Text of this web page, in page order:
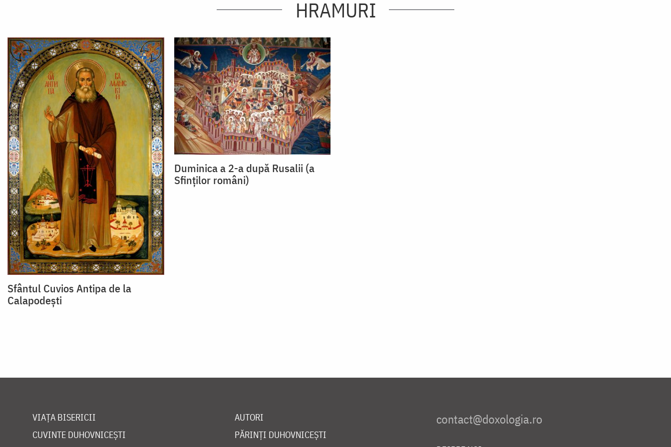
HRAMURI
Sfântul Cuvios Antipa de la
Calapodești
Duminica a 2-a după Rusalii (a
Sfinților români)
VIAȚA BISERICII
CUVINTE DUHOVNICEȘTI
AUTORI
PĂRINȚI DUHOVNICEȘTI